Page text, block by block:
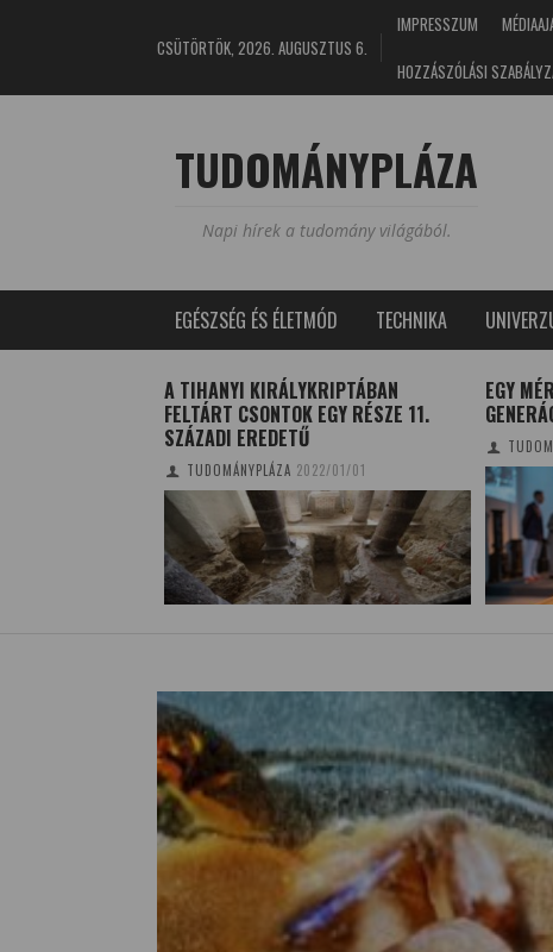
CSÜTÖRTÖK, 2026. AUGUSZTUS 6.
IMPRESSZUM
HOZZÁSZÓLÁSI
TUDOMÁNYPLÁZA
Napi hírek a tudomány világából.
EGÉSZSÉG ÉS ÉLETMÓD TECHNIKA
A TIHANYI KIRÁLYKRIPTÁBAN
FELTÁRT CSONTOK EGY RÉSZE 11.
SZÁZADI EREDETŰ
TUDOMÁNYPLÁZA 2022/01/01
EGY